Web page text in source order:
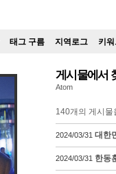
태그 구름 지역로그 키
게시물에서
Atom
140개의 게시물
2024/03/31 대한
2024/03/31 한동